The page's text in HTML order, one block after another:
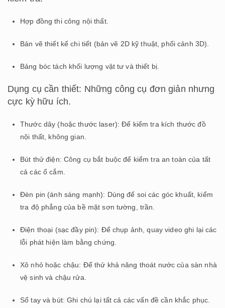
Hợp đồng thi công nội thất.
Bản vẽ thiết kế chi tiết (bản vẽ 2D kỹ thuật, phối cảnh 3D).
Bảng bóc tách khối lượng vật tư và thiết bị.
Dụng cụ cần thiết: Những công cụ đơn giản nhưng
cực kỳ hữu ích.
Thước dây (hoặc thước laser): Để kiểm tra kích thước đồ
nội thất, không gian.
Bút thử điện: Công cụ bắt buộc để kiểm tra an toàn của tất
cả các ổ cắm.
Đèn pin (ánh sáng mạnh): Dùng để soi các góc khuất, kiểm
tra độ phẳng của bề mặt sơn tường, trần.
Điện thoại (sạc đầy pin): Để chụp ảnh, quay video ghi lại các
lỗi phát hiện làm bằng chứng.
Xô nhỏ hoặc chậu: Để thử khả năng thoát nước của sàn nhà
vệ sinh và chậu rửa.
Sổ tay và bút: Ghi chú lại tất cả các vấn đề cần khắc phục.